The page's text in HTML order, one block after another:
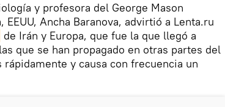
y profesora del George Mason
Ancha Baranova, advirtió a Lenta.ru
de Irán y Europa, que fue la que llegó a
que se han propagado en otras partes del
y causa con frecuencia un